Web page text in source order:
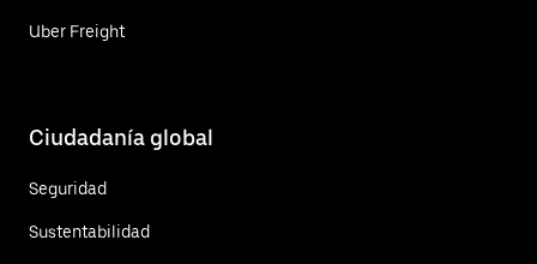
Uber Freight
Ciudadanía global
Seguridad
Sustentabilidad